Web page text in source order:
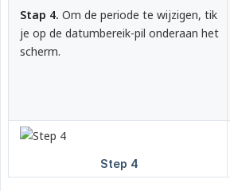
Stap 4. Om de periode te wijzigen, tik
je op de datumbereik-pil onderaan het
scherm.